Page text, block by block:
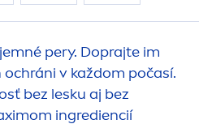
pery. Doprajte im
v každom počasí.
bez lesku aj bez
ingrediencií